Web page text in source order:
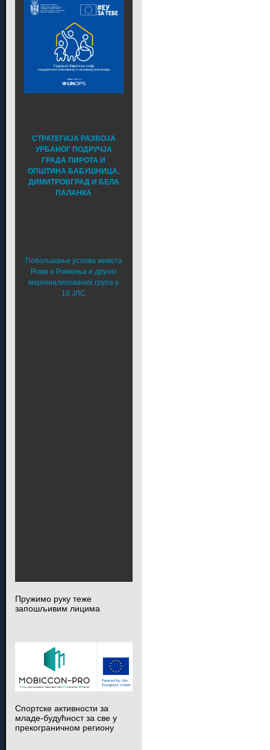
СТРАТЕГИЈА РАЗВОЈА
УРБАНОГ ПОДРУЧЈА
ГРАДА ПИРОТА И
ОПШТИНА БАБУШНИЦА,
ДИМИТРОВГРАД И БЕЛА
ПАЛАНКА
Побољшање услова живота
Рома и Ромкиња и других
маргинализованих група у
18 ЈЛС
Пружимо руку теже
запошљивим лицима
Спортске активности за
младе-будућност за све у
прекограничном региону